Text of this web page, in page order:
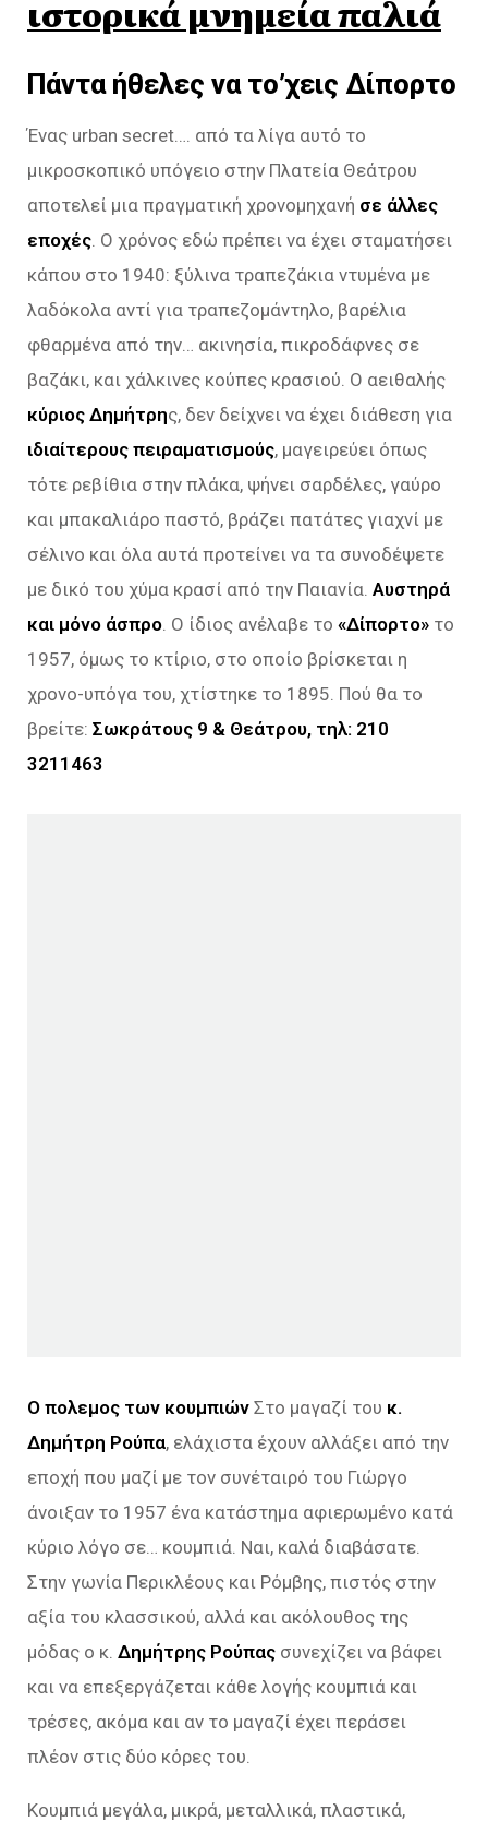
ιστορικά μνημεία παλιά
Πάντα ήθελες να το’χεις Δίπορτο
Ένας urban secret…. από τα λίγα αυτό το
μικροσκοπικό υπόγειο στην Πλατεία Θεάτρου
αποτελεί μια πραγματική χρονομηχανή σε άλλες
εποχές . Ο χρόνος εδώ πρέπει να έχει σταματήσει
κάπου στο 1940: ξύλινα τραπεζάκια ντυμένα με
λαδόκολα αντί για τραπεζομάντηλο, βαρέλια
φθαρμένα από την… ακινησία, πικροδάφνες σε
βαζάκι, και χάλκινες κούπες κρασιού. Ο αειθαλής
κύριος Δημήτρης, δεν δείχνει να έχει διάθεση για
ιδιαίτερους πειραματισμούς, μαγειρεύει όπως
τότε ρεβίθια στην πλάκα, ψήνει σαρδέλες, γαύρο
και μπακαλιάρο παστό, βράζει πατάτες γιαχνί με
σέλινο και όλα αυτά προτείνει να τα συνοδέψετε
με δικό του χύμα κρασί από την Παιανία. Αυστηρά
και μόνο άσπρο . Ο ίδιος ανέλαβε το «Δίπορτο» το
1957, όμως το κτίριο, στο οποίο βρίσκεται η
χρονο-υπόγα του, χτίστηκε το 1895. Πού θα το
βρείτε: Σωκράτους 9 & Θεάτρου, τηλ: 210
3211463
Ο πολεμος των κουμπιών Στο μαγαζί του κ.
Δημήτρη Ρούπα, ελάχιστα έχουν αλλάξει από την
εποχή που μαζί με τον συνέταιρό του Γιώργο
άνοιξαν το 1957 ένα κατάστημα αφιερωμένο κατά
κύριο λόγο σε… κουμπιά. Ναι, καλά διαβάσατε.
Στην γωνία Περικλέους και Ρόμβης, πιστός στην
αξία του κλασσικού, αλλά και ακόλουθος της
μόδας ο κ. Δημήτρης Ρούπας συνεχίζει να βάφει
και να επεξεργάζεται κάθε λογής κουμπιά και
τρέσες, ακόμα και αν το μαγαζί έχει περάσει
πλέον στις δύο κόρες του.
Κουμπιά μεγάλα, μικρά, μεταλλικά, πλαστικά,